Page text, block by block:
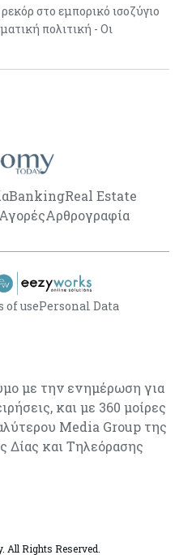
στο εμπορικό ισοζύγιο
πολιτική - Οι
BankingReal Estate
Αρθρογραφία
με την ενημέρωση για
και με 360 μοίρες
Media Group της
Δίας και Τηλεόρασης
of usePersonal Data
All Rights Reserved.